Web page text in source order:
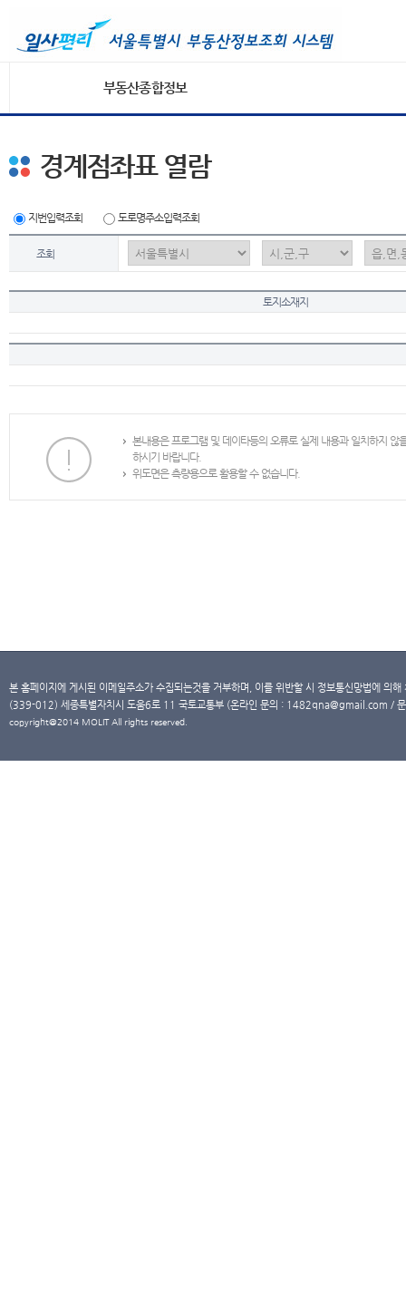
부동산종합정보
경계점좌표 열람
지번입력조회 도로명주소입력조회
조회
토지소재지
본내용은 프로그램 및 데이타등의 오류로 실제 내용과 일치하지
하시기 바랍니다.
위도면은 측량용으로 활용할 수 없습니다.
본 홈페이지에 게시된 이메일주소가 수집되는것을 거부하며, 이를 위반할 시 정보통신망법에 의
(339-012) 세종특별자치시 도움6로 11 국토교통부 (온라인 문의 : 1482qna@gmail.com /
copyright@2014 MOLIT All rights reserved.